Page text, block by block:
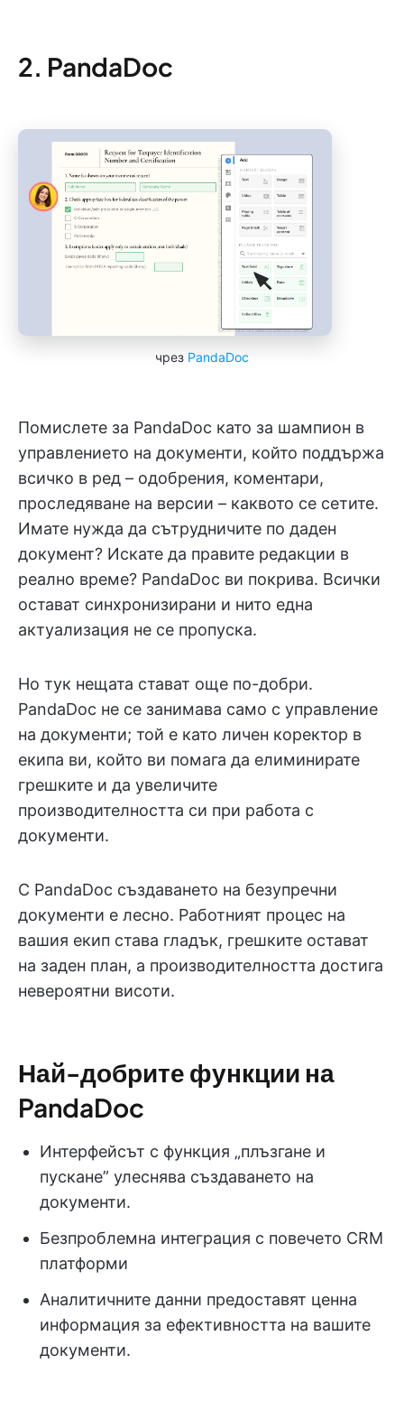
2. PandaDoc
чрез PandaDoc
Помислете за PandaDoc като за шампион в
управлението на документи, който поддържа
всичко в ред – одобрения, коментари,
проследяване на версии – каквото се сетите.
Имате нужда да сътрудничите по даден
документ? Искате да правите редакции в
реално време? PandaDoc ви покрива. Всички
остават синхронизирани и нито една
актуализация не се пропуска.
Но тук нещата стават още по-добри.
PandaDoc не се занимава само с управление
на документи; той е като личен коректор в
екипа ви, който ви помага да елиминирате
грешките и да увеличите
производителността си при работа с
документи.
С PandaDoc създаването на безупречни
документи е лесно. Работният процес на
вашия екип става гладък, грешките остават
на заден план, а производителността достига
невероятни висоти.
Най-добрите функции на
PandaDoc
Интерфейсът с функция „плъзгане и
пускане” улеснява създаването на
документи.
Безпроблемна интеграция с повечето CRM
платформи
Аналитичните данни предоставят ценна
информация за ефективността на вашите
документи.